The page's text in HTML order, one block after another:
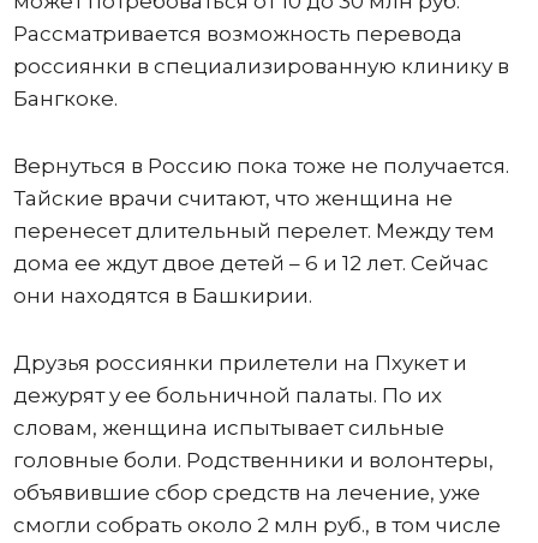
Рассматривается возможность перевода
россиянки в специализированную клинику в
Бангкоке.
Вернуться в Россию пока тоже не получается.
Тайские врачи считают, что женщина не
перенесет длительный перелет. Между тем
дома ее ждут двое детей – 6 и 12 лет. Сейчас
они находятся в Башкирии.
Друзья россиянки прилетели на Пхукет и
дежурят у ее больничной палаты. По их
словам, женщина испытывает сильные
головные боли. Родственники и волонтеры,
объявившие сбор средств на лечение, уже
смогли собрать около 2 млн руб., в том числе